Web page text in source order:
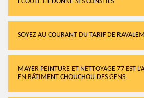
SOYEZ AU COURANT DU TARIF DE
MAYER PEINTURE ET NETTOYAGE 77 EST
EN BÂTIMENT CHOUCHOU DES GENS